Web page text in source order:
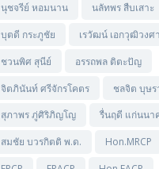
นุชจรีย์ หอมนาน
นลัทพร สืบเสาะ
บุตดี กระภูชัย
เรวัฒน์ เอกวุฒิวงศา
ชวนพิศ สุนีย์
อรรถพล ติตะปัญ
จิตภินันท์ ศรีจักรโคตร
ชลจิต บุษ
สุภาพร ภู่ศิริภิญโญ
รื่นฤดี แก่นนา
สมชัย บวรกิตติ พ.ด.
Hon.MRCP